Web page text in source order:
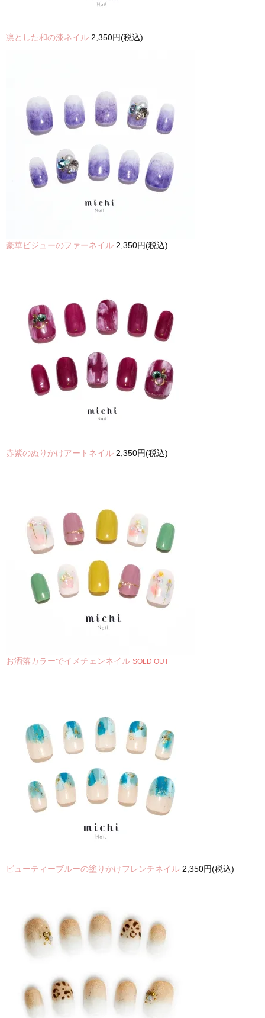
凛とした和の漆ネイル 2,350円(税込)
豪華ビジューのファーネイル 2,350円(税込)
赤紫のぬりかけアートネイル 2,350円(税込)
お洒落カラーでイメチェンネイル SOLD OUT
ビューティーブルーの塗りかけフレンチネイル 2,350円(税込)